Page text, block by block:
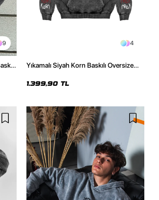
9 4
Yıkamalı Siyah Korn Baskılı Oversize
1.399,90 TL